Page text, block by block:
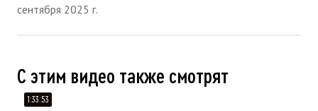
сентября 2025 г.
С этим видео также смотрят
1:33:53